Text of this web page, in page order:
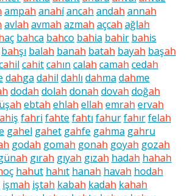
ampah anahíancah andah annah
avlah avmah azmah açcah ağlah
aç bahca bahco bahia bahir bahis
bahşı balah banah batah bayah başah
ahil cahitcahın calah camah cedah
dahga dahil dahlı dahma dahme
dodah dolah donah dovah doğah
ah ebtah ehlah ellah emrah ervah
ahiş fahri fahte fahtı fahurfahırfelah
gahel gahet gahfe gahma gahru
godah gomah gonah goyah gozah
ah gırah gıyah gızah hadah hahah
oç hahut hahıt hanah havah hodah
işmah iştah kabah kadah kahah